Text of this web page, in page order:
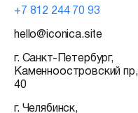
+7 812 244 70 93
hello@iconica.site
г. Санкт-Петербург,
Каменноостровский пр,
40
г. Челябинск,